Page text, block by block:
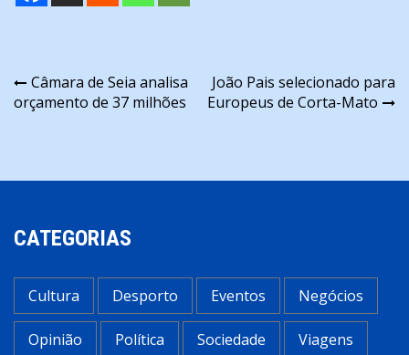
Navegação
de
Câmara de Seia analisa
orçamento de 37 milhões
João Pais selecionado para
Europeus de Corta-Mato
CATEGORIAS
Cultura Desporto Eventos Negócios
Opinião Política Sociedade Viagens